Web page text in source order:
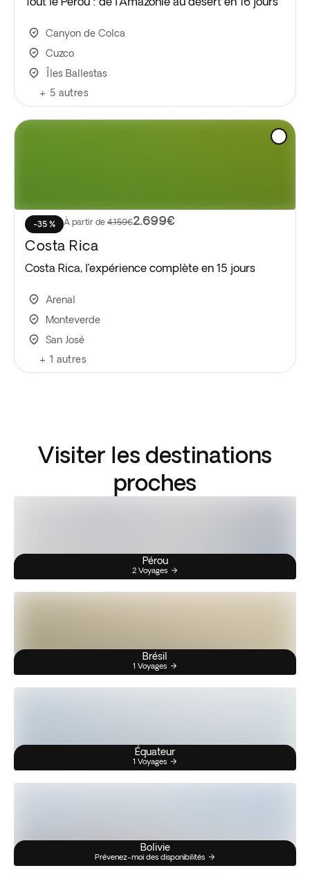
Canyon de Colca
Cuzco
Îles Ballestas
+ 5 autres
-35 % À partir de 4.159€2.699€
Costa Rica
Costa Rica, l’expérience complète en 15 jours
Arenal
Monteverde
San José
+ 1 autres
Visiter les destinations
proches
Pérou
2 Voyages
Brésil
1 Voyages
Équateur
1 Voyages
Bolivie
Prévenez-moi des disponibilités